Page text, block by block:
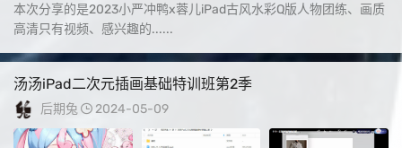
本次分享的是2023小严冲鸭x蓉儿iPad古风水彩Q版人物团练、画质
高清只有视频、感兴趣的......
汤汤iPad二次元插画基础特训班第2季
后期兔 2024-05-09